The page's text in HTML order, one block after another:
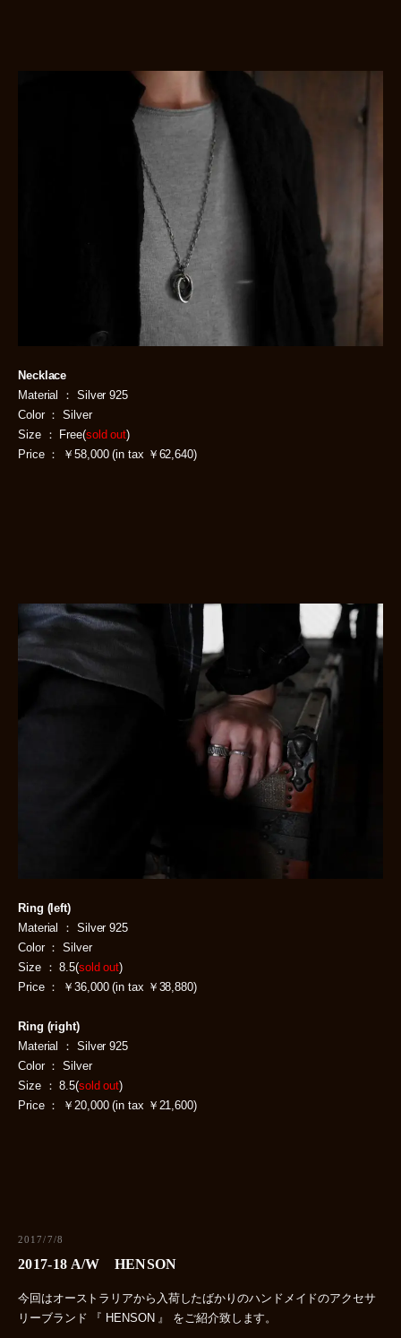
Necklace
Material ： Silver 925
Color ： Silver
Size ： Free(sold out)
Price ： ￥58,000 (in tax ￥62,640)
Ring (left)
Material ： Silver 925
Color ： Silver
Size ： 8.5(sold out)
Price ： ￥36,000 (in tax ￥38,880)
Ring (right)
Material ： Silver 925
Color ： Silver
Size ： 8.5(sold out)
Price ： ￥20,000 (in tax ￥21,600)
2017/7/8
2017-18 A/W HENSON
今回はオーストラリアから入荷したばかりのハンドメイドのアクセサ
リーブランド 『 HENSON 』 をご紹介致します。